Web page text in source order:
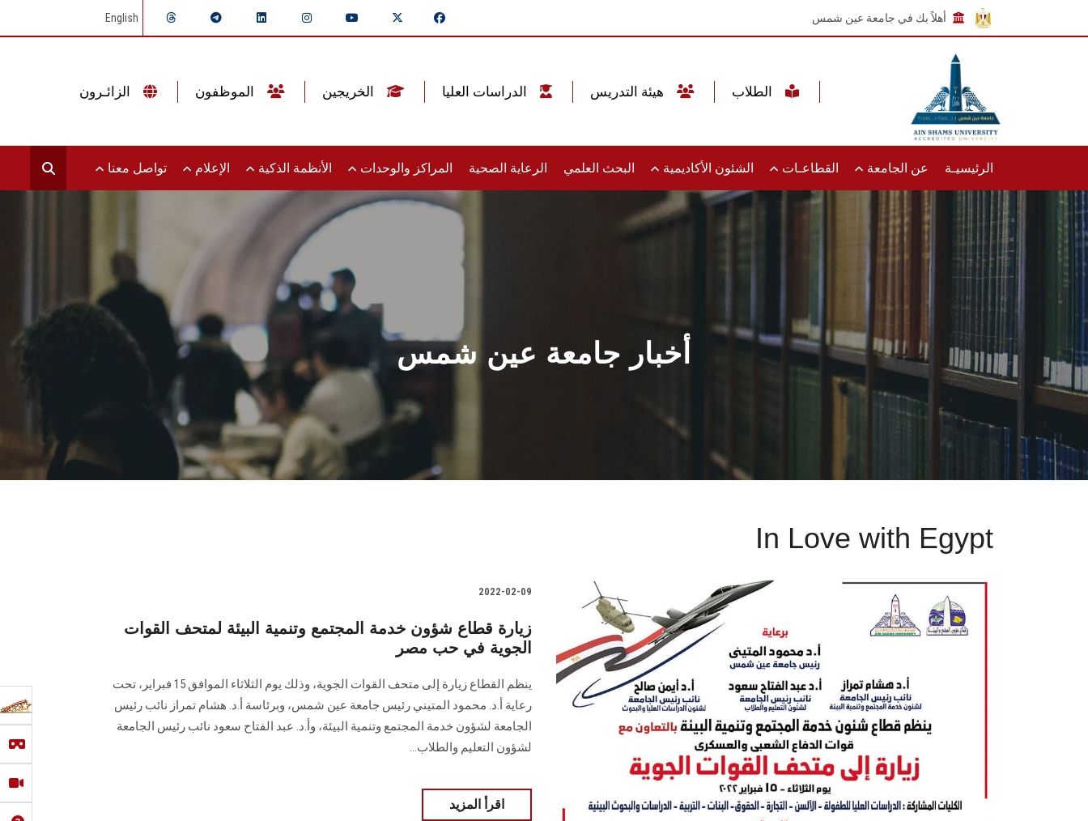
أهلاً بك في جامعة عين شمس English
الرئيسيـة عن الجامعة القطاعـات الشئون الأكاديمية البحث العلمي الرعاية الصحية المراكز والوحدات الأنظمة الذكية الإعلام تواصل معنا
أخبار جامعة عين شمس
In Love with Egypt
2022-02-09
زيارة قطاع شؤون خدمة المجتمع وتنمية البيئة لمتحف القوات
الجوية في حب مصر
ينظم القطاع زيارة إلى متحف القوات الجوية، وذلك يوم الثلاثاء الموافق 15 فبراير، تحت
رعاية أ.د. محمود المتيني رئيس جامعة عين شمس، وبرئاسة أ.د. هشام تمراز نائب رئيس
الجامعة لشؤون خدمة المجتمع وتنمية البيئة، وأ.د. عبد الفتاح سعود نائب رئيس الجامعة
لشؤون التعليم والطلاب...
اقرأ المزيد